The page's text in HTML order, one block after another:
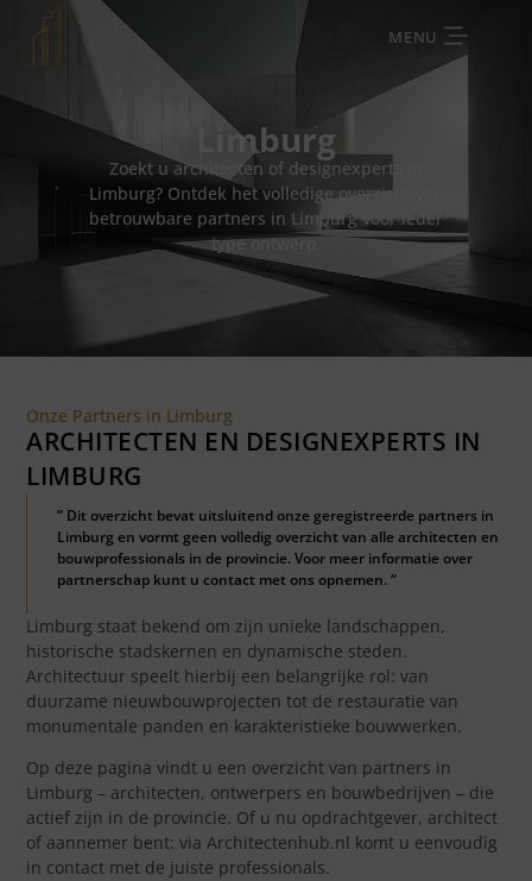
MENU
Limburg
Zoekt u architecten of designexperts in
Limburg? Ontdek het volledige overzicht van
betrouwbare partners in Limburg voor ieder
type ontwerp.
Onze Partners in Limburg
ARCHITECTEN EN DESIGNEXPERTS IN
LIMBURG
” Dit overzicht bevat uitsluitend onze geregistreerde partners in
Limburg en vormt geen volledig overzicht van alle architecten en
bouwprofessionals in de provincie. Voor meer informatie over
partnerschap kunt u contact met ons opnemen. “
Limburg staat bekend om zijn unieke landschappen,
historische stadskernen en dynamische steden.
Architectuur speelt hierbij een belangrijke rol: van
duurzame nieuwbouwprojecten tot de restauratie van
monumentale panden en karakteristieke bouwwerken.
Op deze pagina vindt u een overzicht van partners in
Limburg – architecten, ontwerpers en bouwbedrijven – die
actief zijn in de provincie. Of u nu opdrachtgever, architect
of aannemer bent: via Architectenhub.nl komt u eenvoudig
in contact met de juiste professionals.